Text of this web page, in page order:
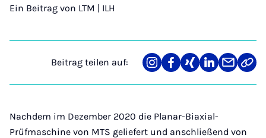
Ein Beitrag von LTM | ILH
Beitrag teilen auf:
Teilen
auf
Teilen
auf
Teilen
auf
Teilen
auf
Teilen
über
Link
Nachdem im Dezember 2020 die Planar-Biaxial-
Prüfmaschine von MTS geliefert und anschließend von